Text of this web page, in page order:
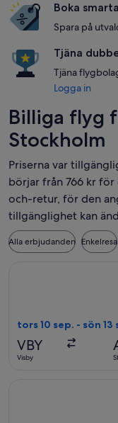
Boka
Spara på
Tjäna
Tjäna
Logga in
Billiga flyg
Stockholm
Priserna var
börjar från 766 kr för
och-retur, för den
tillgänglighet kan
Alla erbjudanden Enkelresa
tors 10 sep. - sön 13
VBY
Visby